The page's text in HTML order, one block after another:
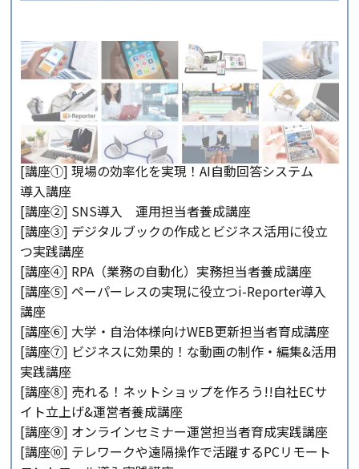
[講座①] 現場の効率化を実現！AI自動回答システム
導入講座
[講座②] SNS導入 運用担当者養成講座
[講座③] デジタルブックの作成とビジネス活用に役立
つ実践講座
[講座④] RPA（業務の自動化）実務担当者養成講座
[講座⑤] ペーパーレスの実現に役立つi-Reporter導入
講座
[講座⑥] 大学・自治体様向けWEB更新担当者育成講座
[講座⑦] ビジネスに効果的！な動画の制作・編集&活用
実践講座
[講座⑧] 売れる！ネットショップを作ろう!!自社ECサ
イト立上げ&運営者養成講座
[講座⑨] オンラインセミナー運営担当者育成実践講座
[講座⑩] テレワークや遠隔操作で活躍するPCリモート